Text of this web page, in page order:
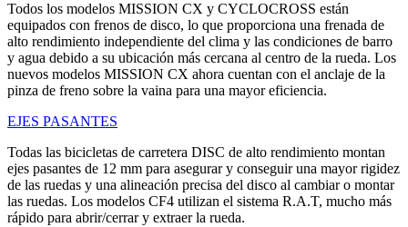
Todos los modelos MISSION CX y CYCLOCROSS están
equipados con frenos de disco, lo que proporciona una frenada de
alto rendimiento independiente del clima y las condiciones de barro
y agua debido a su ubicación más cercana al centro de la rueda. Los
nuevos modelos MISSION CX ahora cuentan con el anclaje de la
pinza de freno sobre la vaina para una mayor eficiencia.
EJES PASANTES
Todas las bicicletas de carretera DISC de alto rendimiento montan
ejes pasantes de 12 mm para asegurar y conseguir una mayor rigidez
de las ruedas y una alineación precisa del disco al cambiar o montar
las ruedas. Los modelos CF4 utilizan el sistema R.A.T, mucho más
rápido para abrir/cerrar y extraer la rueda.